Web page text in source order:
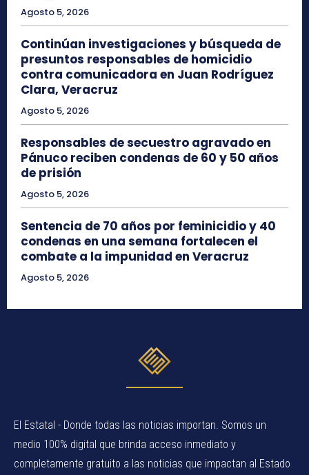
Agosto 5, 2026
Continúan investigaciones y búsqueda de
presuntos responsables de homicidio
contra comunicadora en Juan Rodríguez
Clara, Veracruz
Agosto 5, 2026
Responsables de secuestro agravado en
Pánuco reciben condenas de 60 y 50 años
de prisión
Agosto 5, 2026
Sentencia de 70 años por feminicidio y 40
condenas en una semana fortalecen el
combate a la impunidad en Veracruz
Agosto 5, 2026
El Estatal - Donde todas las noticias importan. Somos un
medio 100% digital que brinda acceso inmediato y
completamente gratuito a las noticias que impactan al Estado